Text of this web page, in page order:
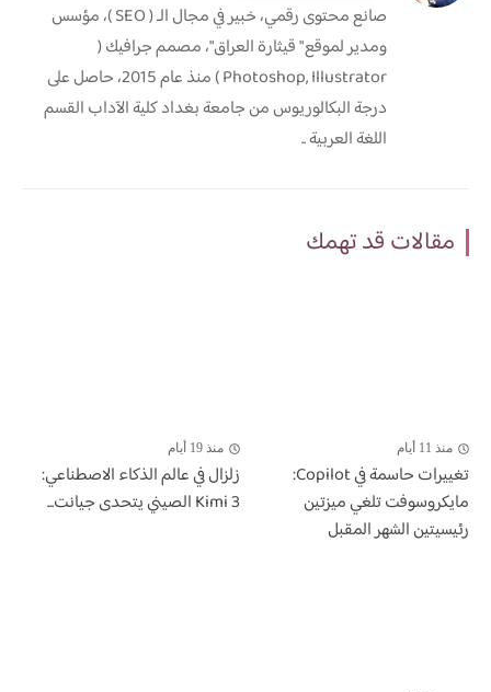
صانع محتوى رقمي، خبير في مجال الـ ( SEO )، مؤسس
ومدير لموقع " قيثارة العراق"، مصمم جرافيك (
Photoshop, Illustrator ) منذ عام 2015، حاصل على
درجة البكالوريوس من جامعة بغداد كلية الآداب القسم
اللغة العربية ..
مقالات قد تهمك
منذ 11 أيام
تغييرات حاسمة في Copilot:
مايكروسوفت تلغي ميزتين
رئيسيتين الشهر المقبل
منذ 19 أيام
زلزال في عالم الذكاء الاصطناعي:
Kimi 3 الصيني يتحدى جيانت...